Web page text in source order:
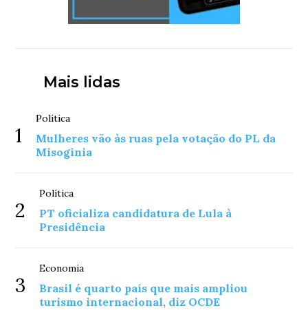
Mais lidas
1
Política
Mulheres vão às ruas pela votação do PL da
Misoginia
2
Política
PT oficializa candidatura de Lula à
Presidência
3
Economia
Brasil é quarto país que mais ampliou
turismo internacional, diz OCDE